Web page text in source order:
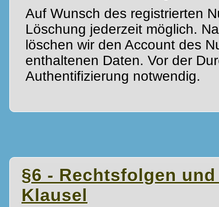
Auf Wunsch des registrierten
Löschung jederzeit möglich.
löschen wir den Account des
enthaltenen Daten. Vor der
Authentifizierung notwendig.
§6 - Rechtsfolgen
Klausel